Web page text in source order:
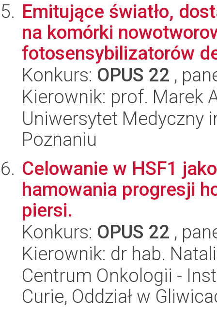
Emitujące światło,
na komórki
fotosensybilizatorów
Konkurs: OPUS 22 ,
Kierownik: prof. Marek
Uniwersytet Medyczny
Poznaniu
Celowanie w HSF1
hamowania progresji
piersi.
Konkurs: OPUS 22 ,
Kierownik: dr hab.
Centrum Onkologii -
Curie, Oddział w